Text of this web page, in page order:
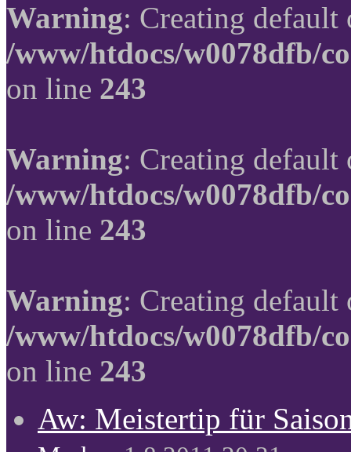
Warning: Creating
/www/htdocs/w0078dfb/
on line 243
Warning: Creating
/www/htdocs/w0078dfb/
on line 243
Warning: Creating
/www/htdocs/w0078dfb/
on line 243
Aw: Meistertip für